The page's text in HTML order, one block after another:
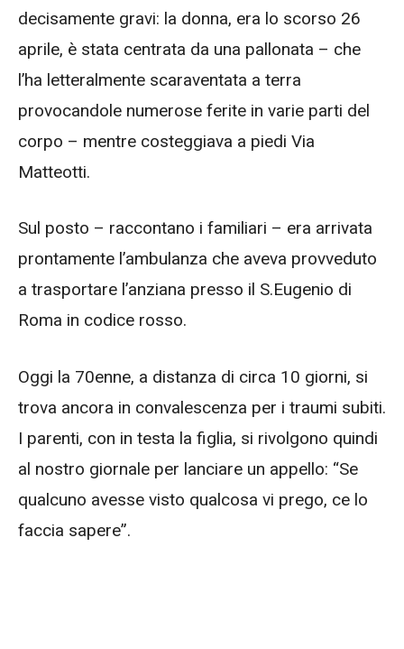
decisamente gravi: la donna, era lo scorso 26
aprile, è stata centrata da una pallonata – che
l’ha letteralmente scaraventata a terra
provocandole numerose ferite in varie parti del
corpo – mentre costeggiava a piedi Via
Matteotti.
Sul posto – raccontano i familiari – era arrivata
prontamente l’ambulanza che aveva provveduto
a trasportare l’anziana presso il S.Eugenio di
Roma in codice rosso.
Oggi la 70enne, a distanza di circa 10 giorni, si
trova ancora in convalescenza per i traumi subiti.
I parenti, con in testa la figlia, si rivolgono quindi
al nostro giornale per lanciare un appello: “Se
qualcuno avesse visto qualcosa vi prego, ce lo
faccia sapere”.